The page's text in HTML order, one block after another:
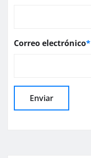
Correo electrónico*